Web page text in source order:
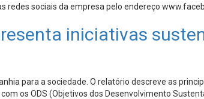
sociais da empresa pelo endereço
iniciativas
para a sociedade. O relatório descreve as
os ODS (Objetivos dos Desenvolvimento